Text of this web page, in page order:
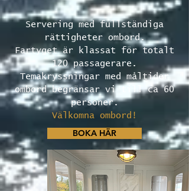
Servering med fullständiga
rättigheter ombord.
Fartyget är klassat för totalt
120 passagerare.
Temakryssningar med måltider
ombord begränsar vi till ca 60
personer.
Välkomna ombord!
BOKA HÄR